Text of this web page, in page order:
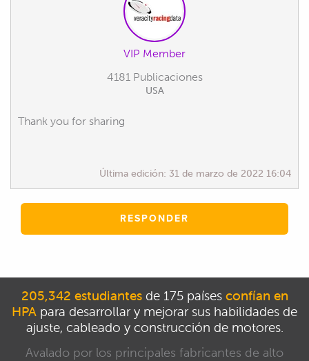
VIP Member
4181 Publicaciones
USA
Thank you for sharing
Última edición: 31 de marzo de 2022 16:04
RESPONDER
205,342 estudiantesde 175 países confían en
HPA para desarrollar y mejorar sus habilidades de
ajuste, cableado y construcción de motores.
Avalado por los principales fabricantes de alto